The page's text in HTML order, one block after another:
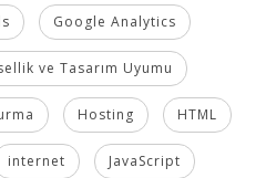
Google Analytics
ve Tasarım Uyumu
Hosting HTML
internet JavaScript